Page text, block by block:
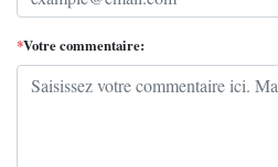
*Votre commentaire: